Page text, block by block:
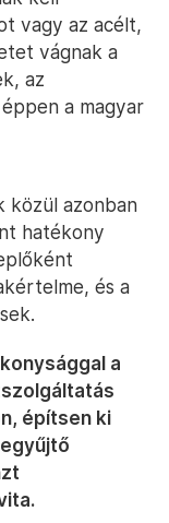
vagy az acélt,
vágnak a
az
a magyar
közül azonban
hatékony
és a
a
építsen ki